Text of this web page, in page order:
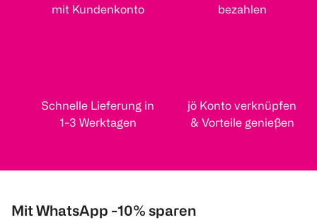
mit Kundenkonto
bezahlen
Schnelle Lieferung in
1-3 Werktagen
jö Konto verknüpfen
& Vorteile genießen
Mit WhatsApp -10% sparen